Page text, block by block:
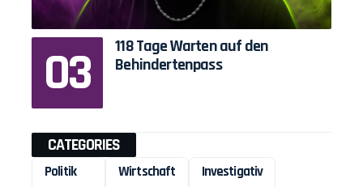
118 Tage Warten auf den
Behindertenpass
CATEGORIES
Politik Wirtschaft Investigativ